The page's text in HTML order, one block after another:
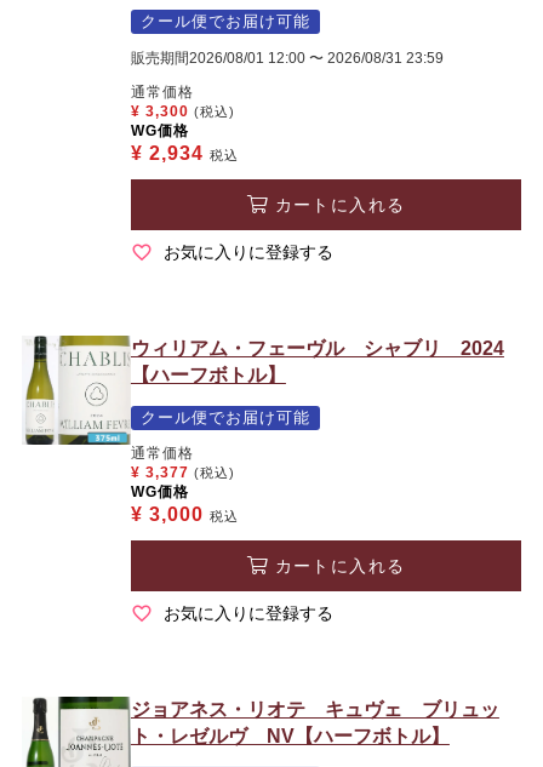
クール便でお届け可能
販売期間2026/08/01 12:00 〜 2026/08/31 23:59
通常価格
¥ 3,300 (税込)
WG価格
¥ 2,934 税込
カートに入れる
お気に入りに登録する
ウィリアム・フェーヴル シャブリ 2024
【ハーフボトル】
クール便でお届け可能
通常価格
¥ 3,377 (税込)
WG価格
¥ 3,000 税込
カートに入れる
お気に入りに登録する
ジョアネス・リオテ キュヴェ ブリュッ
ト・レゼルヴ NV【ハーフボトル】